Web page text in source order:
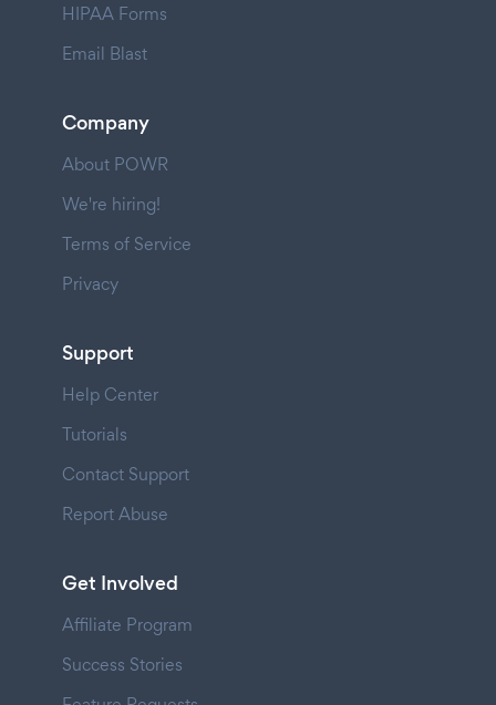
HIPAA Forms
Email Blast
Company
About POWR
We're hiring!
Terms of Service
Privacy
Support
Help Center
Tutorials
Contact Support
Report Abuse
Get Involved
Affiliate Program
Success Stories